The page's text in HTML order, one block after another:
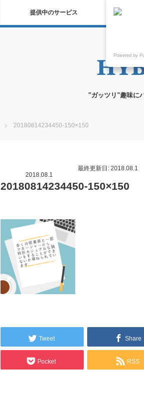
提供中のサービス
"ガッツリ"趣味に
20180814234450-150×150
2018.08.1
最終更新日: 2018.08.1
20180814234450-150×150
Tweet Share
Pocket RSS
Powered by